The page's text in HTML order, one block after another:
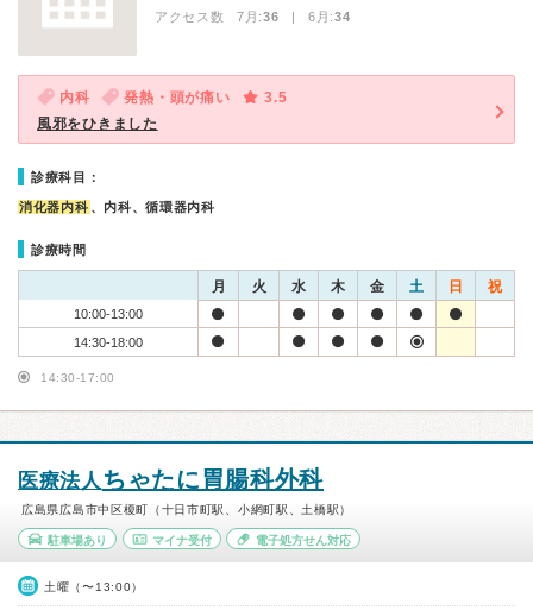
アクセス数 7月:36 | 6月:34
内科 発熱・頭が痛い
3.5
風邪をひきました
診療科目：
消化器内科 、内科、循環器内科
診療時間
月 火 水 木 金 土 日 祝
10:00-13:00
14:30-18:00
14:30-17:00
医療法人 ちゃたに胃腸科外科
広島県広島市中区榎町（十日市町駅、小網町駅、土橋駅）
駐車場あり マイナ受付 電子処方せん対応
土曜（〜13:00）